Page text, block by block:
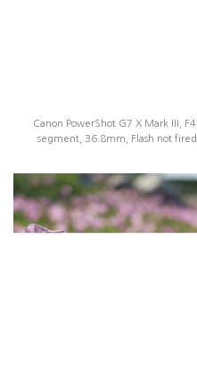
Canon PowerShot G7 X Mark III,
segment, 36.8mm, Flash not